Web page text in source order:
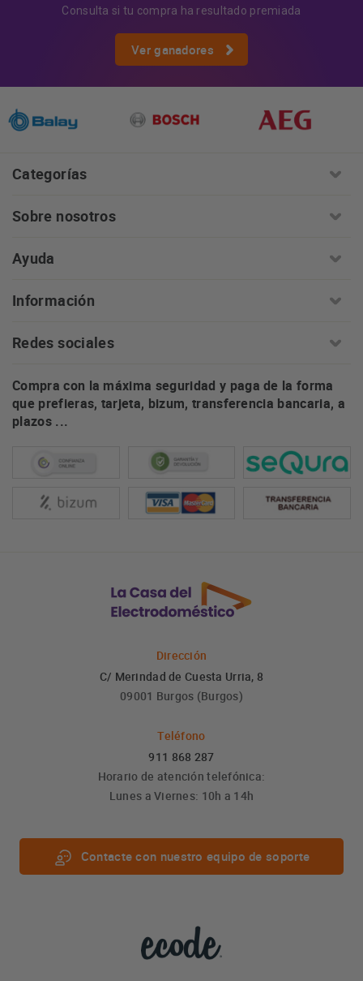
Consulta si tu compra ha resultado premiada
Ver ganadores
Categorías
Sobre nosotros
Ayuda
Información
Redes sociales
Compra con la máxima seguridad y paga de la forma
que prefieras, tarjeta, bizum, transferencia bancaria, a
plazos ...
Dirección
C/ Merindad de Cuesta Urria, 8
09001 Burgos (Burgos)
Teléfono
911 868 287
Horario de atención telefónica:
Lunes a Viernes: 10h a 14h
Contacte con nuestro equipo de soporte